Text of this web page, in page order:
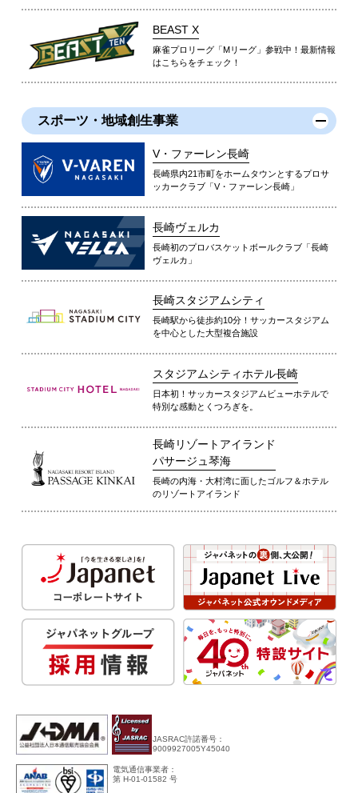
BEAST X
麻雀プロリーグ「Mリーグ」参戦中！最新情報
はこちらをチェック！
スポーツ・地域創生事業
V・ファーレン長崎
長崎県内21市町をホームタウンとするプロサ
ッカークラブ「V・ファーレン長崎」
長崎ヴェルカ
長崎初のプロバスケットボールクラブ「長崎
ヴェルカ」
長崎スタジアムシティ
長崎駅から徒歩約10分！サッカースタジアム
を中心とした大型複合施設
スタジアムシティホテル長崎
日本初！サッカースタジアムビューホテルで
特別な感動とくつろぎを。
長崎リゾートアイランド
パサージュ琴海
長崎の内海・大村湾に面したゴルフ＆ホテル
のリゾートアイランド
JASRAC許諾番号：
9009927005Y45040
電気通信事業者：
第 H-01-01582 号